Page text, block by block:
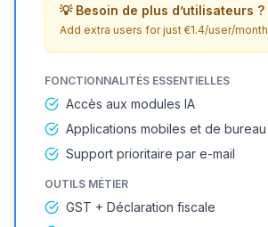
💡 Besoin de plus d’utilisateurs ?
Add extra users for just €1.4/user/month
FONCTIONNALITÉS ESSENTIELLES
Accès aux modules IA
Applications mobiles et de bureau
Support prioritaire par e-mail
OUTILS MÉTIER
GST + Déclaration fiscale